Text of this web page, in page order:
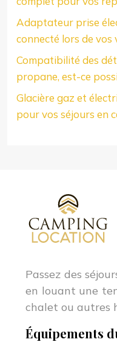
Adaptateur prise
connecté lors de vos
Compatibilité des
propane, est-ce
Glacière gaz et
pour vos séjours en
Passez des
en louant une
chalet ou autres
Équipements